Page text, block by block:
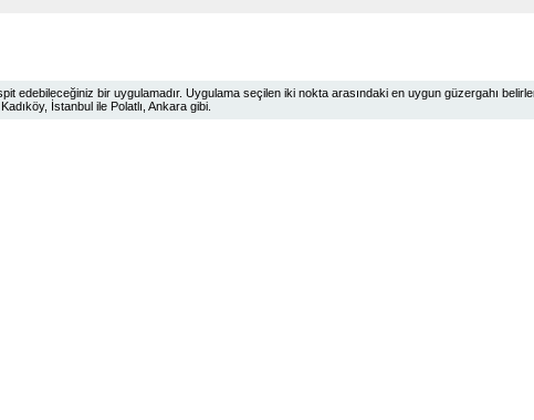
edebileceğiniz bir uygulamadır. Uygulama seçilen iki nokta arasındaki en uygun güzergahı
İstanbul ile Polatlı, Ankara gibi.